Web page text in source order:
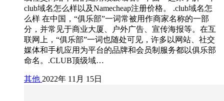
club域名怎么样以及Namecheap注册价格。 .club域名怎
么样 在中国，“俱乐部”一词常被用作商家名称的一部
分，并常见于商业大厦、户外广告、宣传海报等。在互
联网上，“俱乐部”一词也随处可见，许多以网站、社交
媒体和手机应用为平台的品牌和会员制服务都以俱乐部
命名。.CLUB顶级域…
其他 2022年 11月 15日